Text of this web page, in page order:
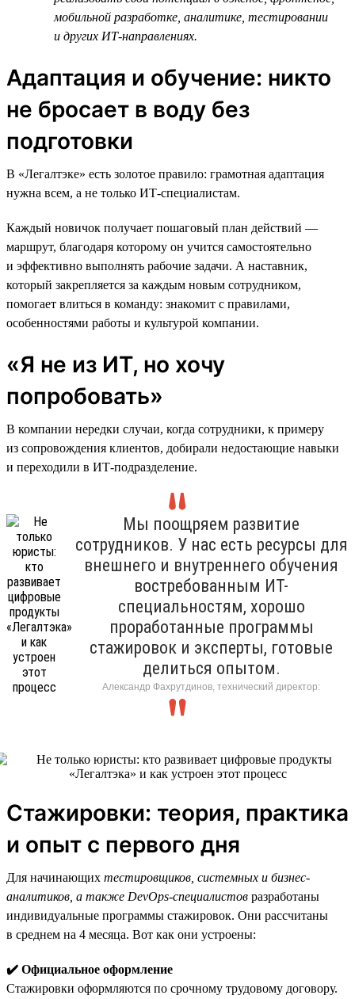
мобильной разработке, аналитике, тестировании
и других ИТ-направлениях.
Адаптация и обучение: никто
не бросает в воду без
подготовки
В «Легалтэке» есть золотое правило: грамотная адаптация
нужна всем, а не только ИТ-специалистам.
Каждый новичок получает пошаговый план действий —
маршрут, благодаря которому он учится самостоятельно
и эффективно выполнять рабочие задачи. А наставник,
который закрепляется за каждым новым сотрудником,
помогает влиться в команду: знакомит с правилами,
особенностями работы и культурой компании.
«Я не из ИТ, но хочу
попробовать»
В компании нередки случаи, когда сотрудники, к примеру
из сопровождения клиентов, добирали недостающие навыки
и переходили в ИТ-подразделение.
Мы поощряем развитие
сотрудников. У нас есть ресурсы для
внешнего и внутреннего обучения
востребованным ИТ-
специальностям, хорошо
проработанные программы
стажировок и эксперты, готовые
делиться опытом.
Александр Фахрутдинов, технический директор:
Стажировки: теория, практика
и опыт с первого дня
Для начинающих тестировщиков, системных и бизнес-
аналитиков, а также DevOps-специалистов разработаны
индивидуальные программы стажировок. Они рассчитаны
в среднем на 4 месяца. Вот как они устроены:
✔️ Официальное оформление
Стажировки оформляются по срочному трудовому договору.